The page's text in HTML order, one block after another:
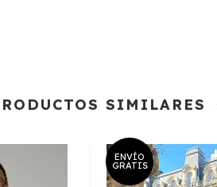
SIMILARES
ENVÍO
GRATIS